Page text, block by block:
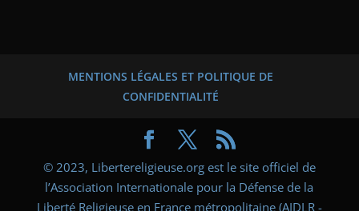
MENTIONS LÉGALES ET POLITIQUE DE
CONFIDENTIALITÉ
© 2023, Libertereligieuse.org est le site officiel de
l’Association Internationale pour la Défense de la
Liberté Religieuse en France métropolitaine (AIDLR -